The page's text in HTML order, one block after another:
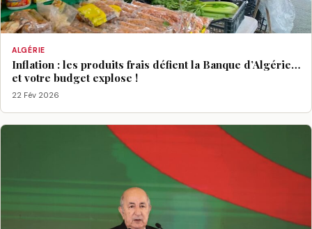
ALGÉRIE
Inflation : les produits frais défient la Banque d’Algérie…
et votre budget explose !
22 Fév 2026